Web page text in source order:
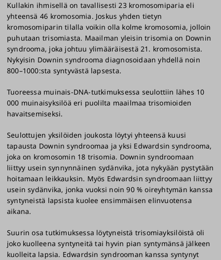
Kullakin ihmisellä on tavallisesti 23 kromosomiparia eli
yhteensä 46 kromosomia. Joskus yhden tietyn
kromosomiparin tilalla voikin olla kolme kromosomia, jolloin
puhutaan trisomiasta. Maailman yleisin trisomia on Downin
syndrooma, joka johtuu ylimääräisestä 21. kromosomista.
Nykyisin Downin syndrooma diagnosoidaan yhdellä noin
800–1000:sta syntyvästä lapsesta.
Tuoreessa muinais-DNA-tutkimuksessa seulottiin lähes 10
000 muinaisyksilöä eri puolilta maailmaa trisomioiden
havaitsemiseksi.
Seulottujen yksilöiden joukosta löytyi yhteensä kuusi
tapausta Downin syndroomaa ja yksi Edwardsin syndrooma,
joka on kromosomin 18 trisomia. Downin syndroomaan
liittyy usein synnynnäinen sydänvika, jota nykyään pystytään
hoitamaan leikkauksin. Myös Edwardsin syndroomaan liittyy
usein sydänvika, jonka vuoksi noin 90 % oireyhtymän kanssa
syntyneistä lapsista kuolee ensimmäisen elinvuotensa
aikana.
Suurin osa tutkimuksessa löytyneistä trisomiayksilöistä oli
joko kuolleena syntyneitä tai hyvin pian syntymänsä jälkeen
kuolleita lapsia. Edwardsin syndrooman kanssa syntynyt